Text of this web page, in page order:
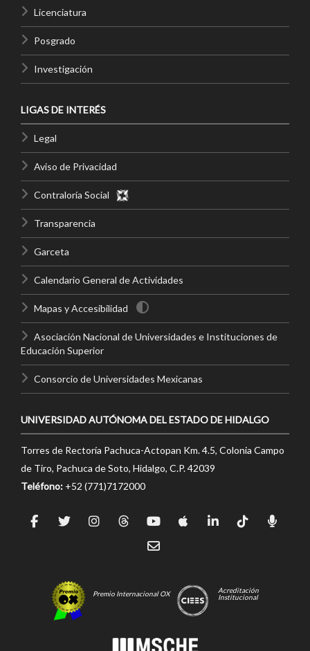
Licenciatura
Posgrado
Investigación
LIGAS DE INTERÉS
Legal
Aviso de Privacidad
Contraloría Social
Transparencia
Garceta
Calendario General de Actividades
Mapas y Accesibilidad
Asociación Nacional de Universidades e Instituciones de
Educación Superior
Consorcio de Universidades Mexicanas
UNIVERSIDAD AUTÓNOMA DEL ESTADO DE HIDALGO
Torres de Rectoría Pachuca-Actopan Km. 4.5, Colonia Campo
de Tiro, Pachuca de Soto, Hidalgo, C.P. 42039
Teléfono: +52 (771)7172000
Premio Internacional OX
Acreditación
Institucional